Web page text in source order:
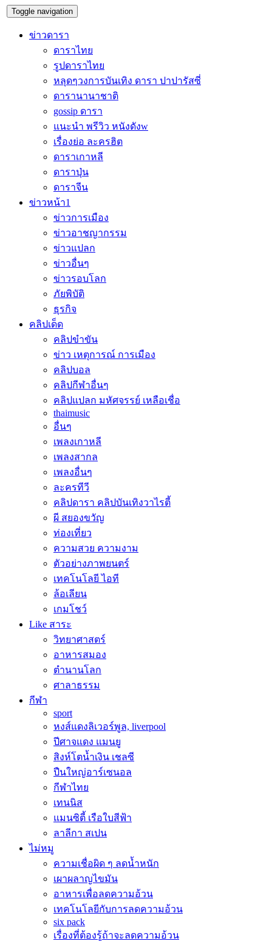
Toggle navigation
ข่าวดารา
ดาราไทย
รูปดาราไทย
หลุดๆวงการบันเทิง ดารา ปาปารัสซี่
ดารานานาชาติ
gossip ดารา
แนะนำ พรีวิว หนังดังw
เรื่องย่อ ละครฮิต
ดาราเกาหลี
ดาราปุ่น
ดาราจีน
ข่าวหน้า1
ข่าวการเมือง
ข่าวอาชญากรรม
ข่าวแปลก
ข่าวอื่นๆ
ข่าวรอบโลก
ภัยพิบัติ
ธุรกิจ
คลิปเด็ด
คลิปขำขัน
ข่าว เหตุการณ์ การเมือง
คลิปบอล
คลิปกีฬาอื่นๆ
คลิปแปลก มหัศจรรย์ เหลือเชื่อ
thaimusic
อื่นๆ
เพลงเกาหลี
เพลงสากล
เพลงอื่นๆ
ละครทีวี
คลิปดารา คลิปบันเทิงวาไรตี้
ผี สยองขวัญ
ท่องเที่ยว
ความสวย ความงาม
ตัวอย่างภาพยนตร์
เทคโนโลยี ไอที
ล้อเลียน
เกมโชว์
Like สาระ
วิทยาศาสตร์
อาหารสมอง
ตำนานโลก
ศาลาธรรม
กีฬา
sport
หงส์แดงลิเวอร์พูล, liverpool
ปีศาจแดง แมนยู
สิงห์โตน้ำเงิน เชลซี
ปืนใหญ่อาร์เซนอล
กีฬาไทย
เทนนิส
แมนซิตี้ เรือใบสีฟ้า
ลาลีกา สเปน
ไม่หมู
ความเชื่อผิด ๆ ลดน้ำหนัก
เผาผลาญไขมัน
อาหารเพื่อลดความอ้วน
เทคโนโลยีกับการลดความอ้วน
six pack
เรื่องที่ต้องรู้ถ้าจะลดความอ้วน